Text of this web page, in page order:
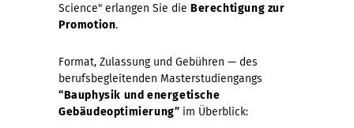
Science" erlangen Sie die Berechtigung zur
Promotion.
Format, Zulassung und Gebühren — des
berufsbegleitenden Masterstudiengangs
“Bauphysik und energetische
Gebäudeoptimierung” im Überblick: